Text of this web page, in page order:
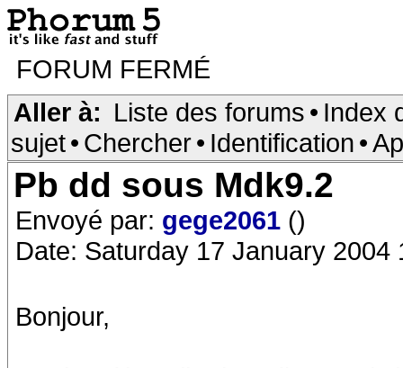
FORUM FERMÉ
Aller à: Liste des forums • Index
sujet• Chercher• Identification •
Pb dd sous Mdk9.2
Envoyé par: gege2061 ()
Date: Saturday 17 January 2004
Bonjour,